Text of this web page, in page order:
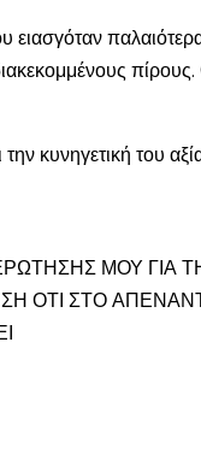
κυνηγετική του
ΜΟΥ ΓΙΑ
ΟΤΙ ΣΤΟ